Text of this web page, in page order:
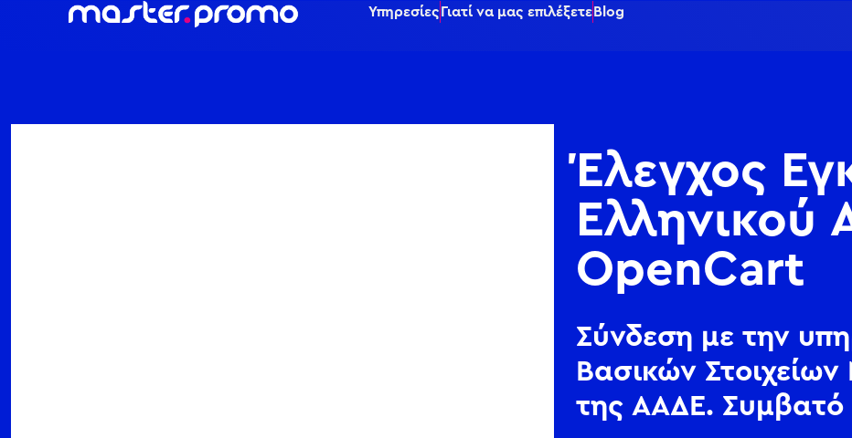
Υπηρεσίες Γιατί να μας επιλέξετε Blog
Έλεγχος
Ελληνικού
OpenCart
Σύνδεση με την
Βασικών
της ΑΑΔΕ. Συμβατό